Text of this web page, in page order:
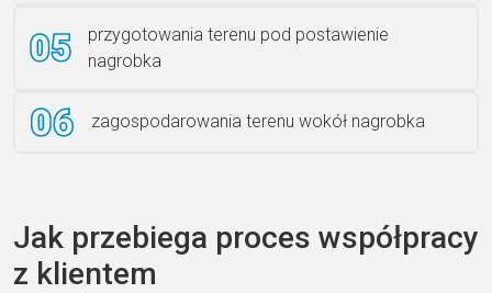
przygotowania terenu pod postawienie
nagrobka
zagospodarowania terenu wokół nagrobka
Jak przebiega proces współpracy
z klientem